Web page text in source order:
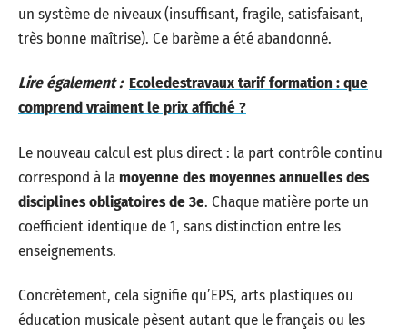
un système de niveaux (insuffisant, fragile, satisfaisant,
très bonne maîtrise). Ce barème a été abandonné.
Lire également : Ecoledestravaux tarif formation : que
comprend vraiment le prix affiché ?
Le nouveau calcul est plus direct : la part contrôle continu
correspond à lamoyenne des moyennes annuelles des
disciplines obligatoires de 3e. Chaque matière porte un
coefficient identique de 1, sans distinction entre les
enseignements.
Concrètement, cela signifie qu’EPS, arts plastiques ou
éducation musicale pèsent autant que le français ou les